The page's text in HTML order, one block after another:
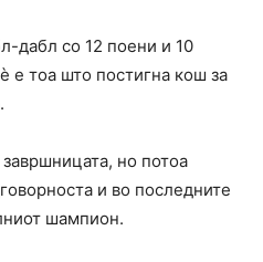
дабл со 12 поени и 10
е тоа што постигна кош за
но потоа
и во последните
шампион.